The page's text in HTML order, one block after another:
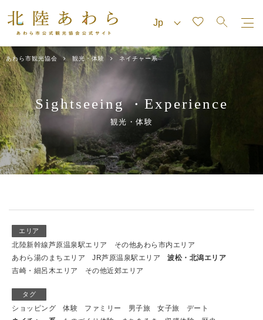
あわら市観光協会 観光・体験 ネイチャー系
Sightseeing・ Experience
観光・体験
エリア
北陸新幹線芦原温泉駅エリア
その他あわら市内エリア
あわら湯のまちエリア
JR芦原温泉駅エリア
波松・北潟エリア
吉崎・細呂木エリア
その他近郊エリア
タグ
ショッピング 体験 ファミリー 男子旅 女子旅
デート